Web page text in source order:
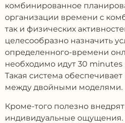
комбинированное
организации времени с
так и физических
целесообразно назначить
определенного-времени
необходимо идут 30 minutes
Такая система
между двойными моделями.
Кроме-того полезно
индивидуальные ощущения.